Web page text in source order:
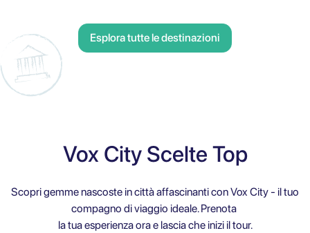
Esplora tutte le destinazioni
Vox City Scelte Top
Scopri gemme nascoste in città affascinanti con Vox City - il tuo
compagno di viaggio ideale. Prenota
la tua esperienza ora e lascia che inizi il tour.